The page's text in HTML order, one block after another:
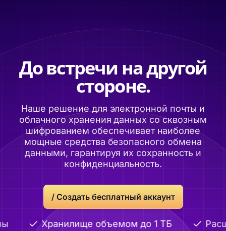
До встречи на другой
стороне.
Наше решение для электронной почты и
облачного хранения данных со сквозным
шифрованием обеспечивает наиболее
мощные средства безопасного обмена
данными, гарантируя их сохранность и
конфиденциальность.
/ Создать бесплатный аккаунт
Хранилище объемом до 1 ТБ